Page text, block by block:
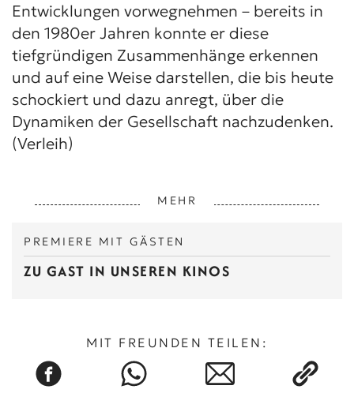
Entwicklungen vorwegnehmen – bereits in
den 1980er Jahren konnte er diese
tiefgründigen Zusammenhänge erkennen
und auf eine Weise darstellen, die bis heute
schockiert und dazu anregt, über die
Dynamiken der Gesellschaft nachzudenken.
(Verleih)
MEHR
PREMIERE MIT GÄSTEN
ZU GAST IN UNSEREN KINOS
MIT FREUNDEN TEILEN: